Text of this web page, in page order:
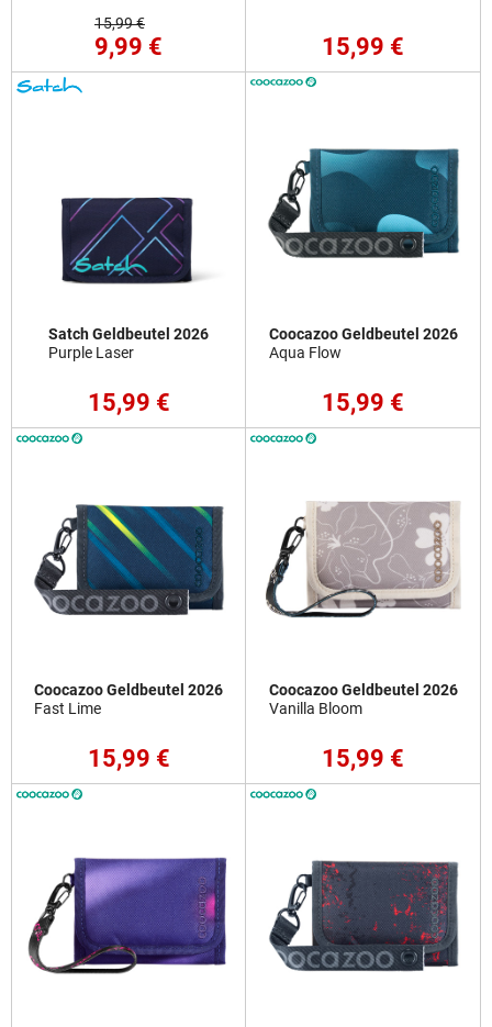
15,99 €
9,99 € 15,99 €
Satch Geldbeutel 2026
Purple Laser
15,99 €
Coocazoo Geldbeutel 2026
Aqua Flow
15,99 €
Coocazoo Geldbeutel 2026
Fast Lime
15,99 €
Coocazoo Geldbeutel 2026
Vanilla Bloom
15,99 €